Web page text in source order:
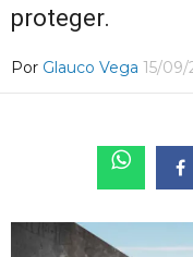
proteger.
Por Glauco Vega 15/09/